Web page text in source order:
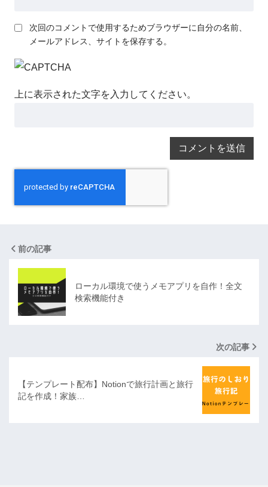
次回のコメントで使用するためブラウザーに自分の名前、
メールアドレス、サイトを保存する。
上に表示された文字を入力してください。
前の記事
ローカル環境で使うメモアプリを自作！全文
検索機能付き
次の記事
【テンプレート配布】Notionで旅行計画と旅行
記を作成！家族…